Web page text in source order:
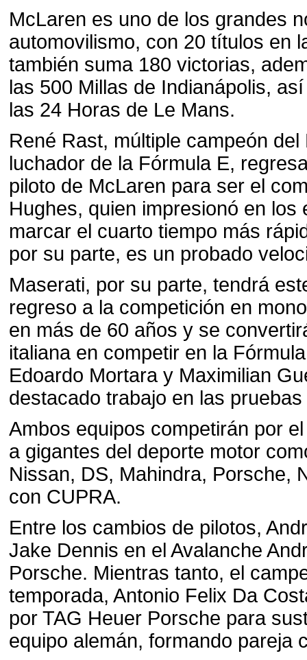
McLaren es uno de los grandes
automovilismo, con 20 títulos en
también suma 180 victorias,
las 500 Millas de Indianápolis,
las 24 Horas de Le Mans.
René Rast, múltiple campeón
luchador de la Fórmula E,
piloto de McLaren para ser el
Hughes, quien impresionó en los
marcar el cuarto tiempo más
por su parte, es un probado
Maserati, por su parte, tendrá
regreso a la competición en
en más de 60 años y se
italiana en competir en la
Edoardo Mortara y Maximilian
destacado trabajo en las
Ambos equipos competirán por
a gigantes del deporte motor
Nissan, DS, Mahindra, Porsche,
con CUPRA.
Entre los cambios de pilotos,
Jake Dennis en el Avalanche
Porsche. Mientras tanto, el
temporada, Antonio Felix Da
por TAG Heuer Porsche para
equipo alemán, formando pareja